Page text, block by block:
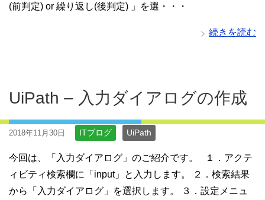
(前判定) or 繰り返し(後判定) 」を選・・・
続きを読む
UiPath – 入力ダイアログの作成
2018年11月30日 ITブログ UiPath
今回は、「入力ダイアログ」のご紹介です。 １．アクテ
ィビティ検索欄に「input」と入力します。 ２．検索結果
から「入力ダイアログ」を選択します。 ３．設定メニュ